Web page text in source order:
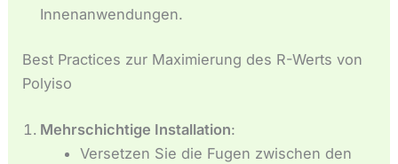
Innenanwendungen.
Best Practices zur Maximierung des R-Werts von
Polyiso
Mehrschichtige Installation:
Versetzen Sie die Fugen zwischen den